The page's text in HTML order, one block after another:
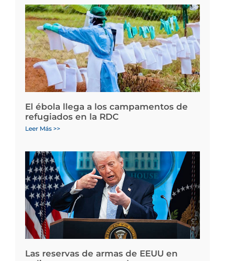
El ébola llega a los campamentos de
refugiados en la RDC
Leer Más >>
Las reservas de armas de EEUU en